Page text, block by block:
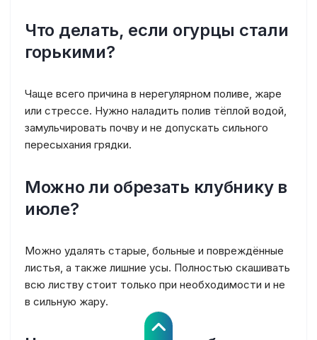
Что делать, если огурцы стали
горькими?
Чаще всего причина в нерегулярном поливе, жаре
или стрессе. Нужно наладить полив тёплой водой,
замульчировать почву и не допускать сильного
пересыхания грядки.
Можно ли обрезать клубнику в
июле?
Можно удалять старые, больные и повреждённые
листья, а также лишние усы. Полностью скашивать
всю листву стоит только при необходимости и не
в сильную жару.